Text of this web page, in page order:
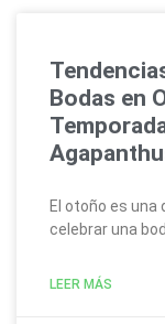
Bodas en
El otoño es
celebrar una
LEER MÁS